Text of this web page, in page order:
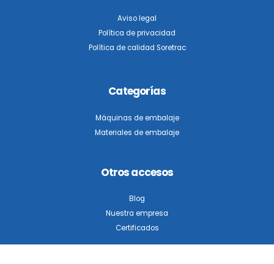
Aviso legal
Política de privacidad
Política de calidad Soretrac
Categorías
Máquinas de embalaje
Materiales de embalaje
Otros accesos
Blog
Nuestra empresa
Certificados